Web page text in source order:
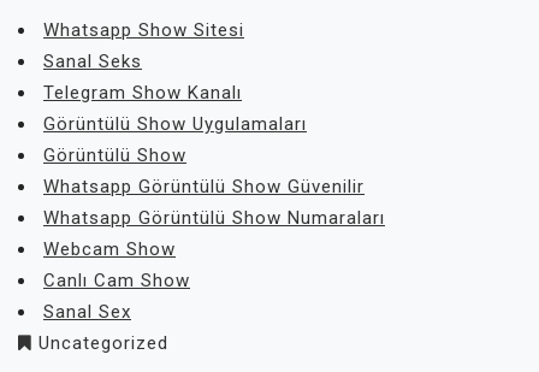
Whatsapp Show Sitesi
Sanal Seks
Telegram Show Kanalı
Görüntülü Show Uygulamaları
Görüntülü Show
Whatsapp Görüntülü Show Güvenilir
Whatsapp Görüntülü Show Numaraları
Webcam Show
Canlı Cam Show
Sanal Sex
Uncategorized